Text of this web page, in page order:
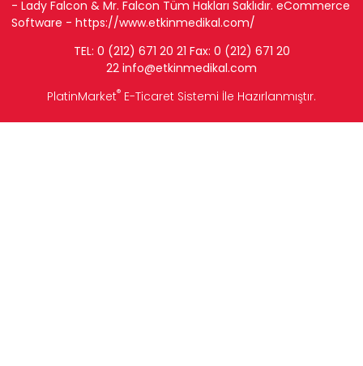
- Lady Falcon & Mr. Falcon Tüm Hakları Saklıdır. eCommerce
Software - https://www.etkinmedikal.com/
TEL: 0 (212) 671 20 21 Fax: 0 (212) 671 20
22 info@etkinmedikal.com
PlatinMarket® E-Ticaret Sistemi İle Hazırlanmıştır.